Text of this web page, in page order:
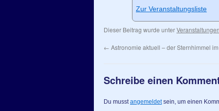
Zur Veranstaltungsliste
Dieser Beitrag wurde unterVeranstaltungen
← Astronomie aktuell – der Sternhimmel
Schreibe einen
Du musstangemeldetsein, um einen